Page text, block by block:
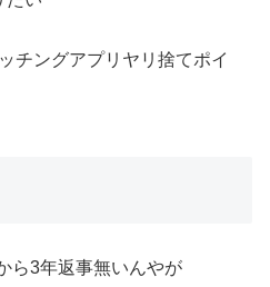
チングアプリヤリ捨てポイ
ら3年返事無いんやが